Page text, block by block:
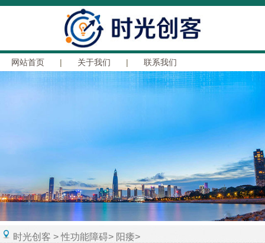
网站首页 | 关于我们 | 联系我们
时光创客 >性功能障碍> 阳痿>